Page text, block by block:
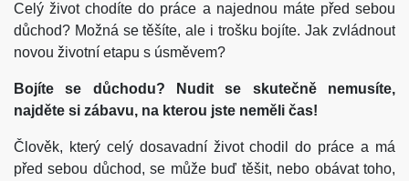
Celý život chodíte do práce a najednou máte před sebou
důchod? Možná se těšíte, ale i trošku bojíte. Jak zvládnout
novou životní etapu s úsměvem?
Bojíte se důchodu? Nudit se skutečně nemusíte,
najděte si zábavu, na kterou jste neměli čas!
Člověk, který celý dosavadní život chodil do práce a má
před sebou důchod, se může buď těšit, nebo obávat toho,